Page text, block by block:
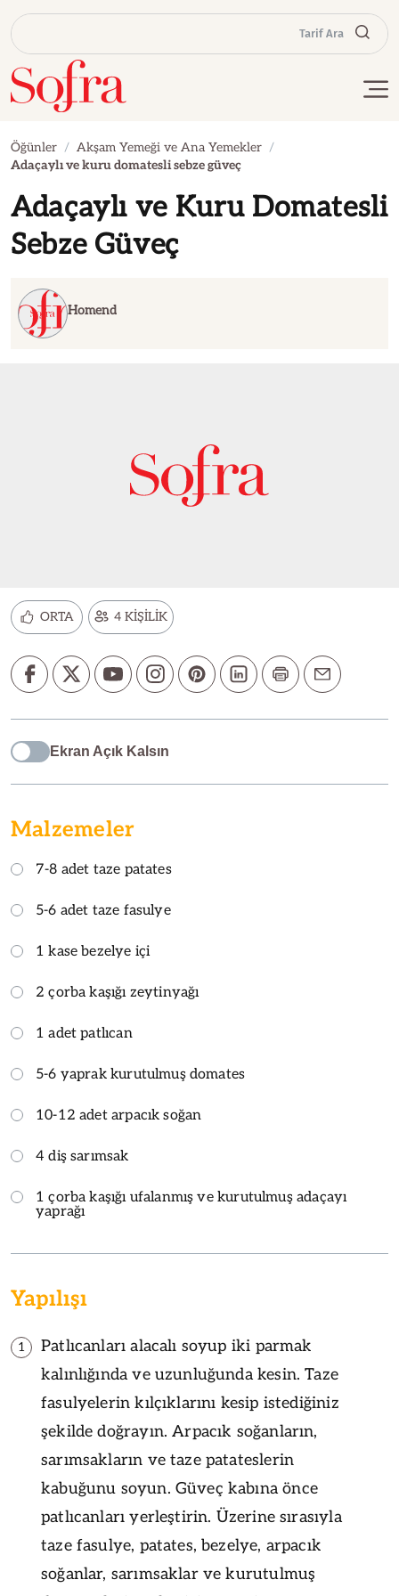
Tarif Ara
Öğünler
Akşam Yemeği ve Ana Yemekler
Adaçaylı ve kuru domatesli sebze güveç
Adaçaylı ve Kuru Domatesli
Sebze Güveç
Homend
ORTA 4 KİŞİLİK
Ekran Açık Kalsın
Malzemeler
7-8 adet taze patates
5-6 adet taze fasulye
1 kase bezelye içi
2 çorba kaşığı zeytinyağı
1 adet patlıcan
5-6 yaprak kurutulmuş domates
10-12 adet arpacık soğan
4 diş sarımsak
1 çorba kaşığı ufalanmış ve kurutulmuş adaçayı
yaprağı
Yapılışı
1
Patlıcanları alacalı soyup iki parmak
kalınlığında ve uzunluğunda kesin. Taze
fasulyelerin kılçıklarını kesip istediğiniz
şekilde doğrayın. Arpacık soğanların,
sarımsakların ve taze patateslerin
kabuğunu soyun. Güveç kabına önce
patlıcanları yerleştirin. Üzerine sırasıyla
taze fasulye, patates, bezelye, arpacık
soğanlar, sarımsaklar ve kurutulmuş